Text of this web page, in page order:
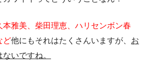
本雅美、柴田理恵、ハリセンボン春
ど他にもそれはたくさんいますが、 お
いですね。